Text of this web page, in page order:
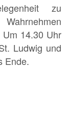
zu
14.30 Uhr
Ludwig und
Ende.